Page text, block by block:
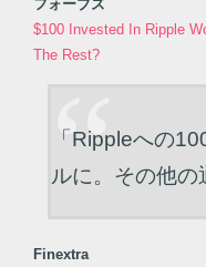
フォーブズ
$100 Invested In Ripple
The Rest?
「Rippleへの
ルに。その他の
Finextra